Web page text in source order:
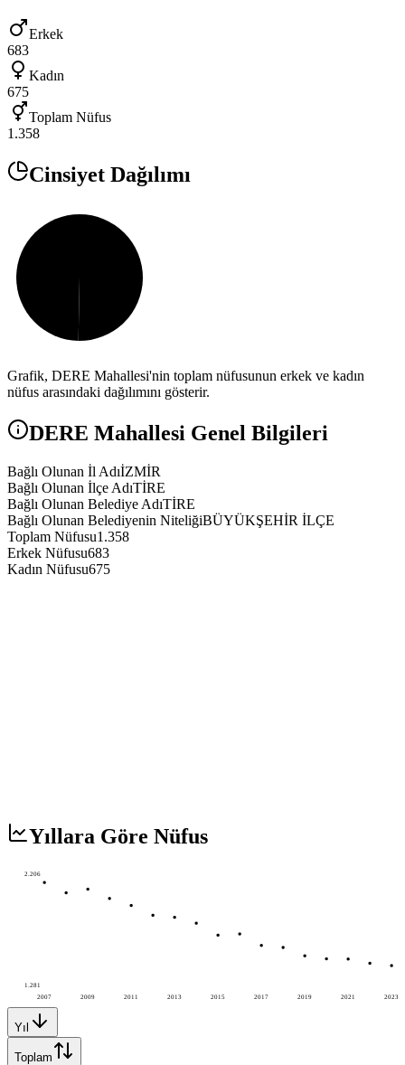
Erkek
683
Kadın
675
Toplam Nüfus
1.358
Cinsiyet Dağılımı
Grafik, DERE Mahallesi'nin toplam nüfusunun erkek ve kadın
nüfus arasındaki dağılımını gösterir.
DERE Mahallesi Genel Bilgileri
Bağlı Olunan İl AdıİZMİR
Bağlı Olunan İlçe AdıTİRE
Bağlı Olunan Belediye AdıTİRE
Bağlı Olunan Belediyenin NiteliğiBÜYÜKŞEHİR İLÇE
Toplam Nüfusu1.358
Erkek Nüfusu683
Kadın Nüfusu675
Yıllara Göre Nüfus
2007 2009 2011 2013 2015 2017 2019 2021 2023
2.206
1.281
Yıl
Toplam